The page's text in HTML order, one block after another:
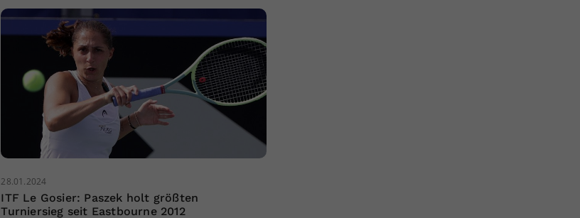
28.01.2024
ITF Le Gosier: Paszek holt größten
Turniersieg seit Eastbourne 2012